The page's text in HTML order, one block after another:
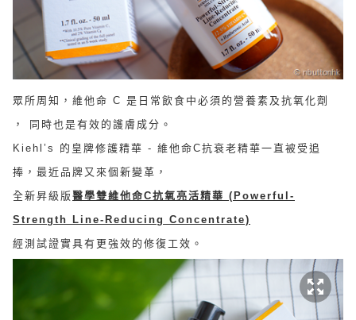
眾所周知，維他命 C 是日常飲食中必須的營養素及抗氧化劑
， 同時也是有效的護膚成分。
Kiehl’s 的皇牌修護精華 - 維他命C抗衰老精華一直被受追
捧，最近品牌又來個新變革，
全新昇級版 醫學雙維他命C抗氧亮活精華 (Powerful-
Strength Line-Reducing Concentrate)
經測試證實具有更強效的修復工效。